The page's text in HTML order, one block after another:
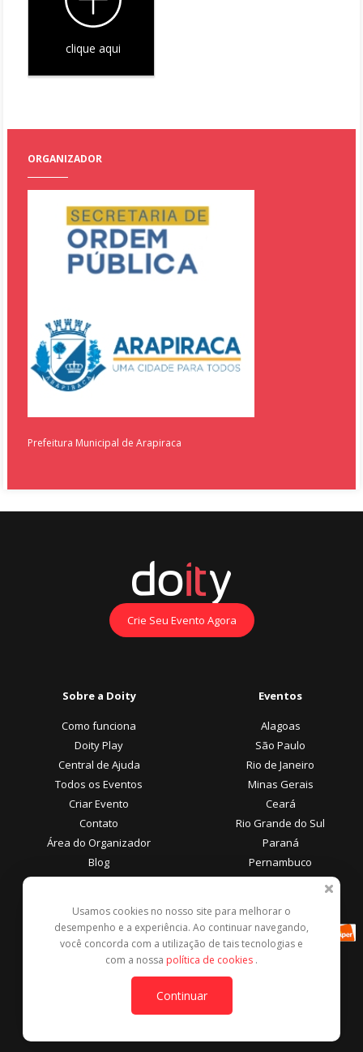
clique aqui
ORGANIZADOR
Prefeitura Municipal de Arapiraca
Crie Seu Evento Agora
Sobre a Doity
Como funciona
Doity Play
Central de Ajuda
Todos os Eventos
Criar Evento
Contato
Área do Organizador
Blog
Eventos
Alagoas
São Paulo
Rio de Janeiro
Minas Gerais
Ceará
Rio Grande do Sul
Paraná
Pernambuco
Área do Participante
Central de Ajuda
Denunciar este evento
Formas de Pagamento
Usamos cookies no nosso site para melhorar o
desempenho e a experiência. Ao continuar navegando,
você concorda com a utilização de tais tecnologias e
com a nossa política de cookies .
Continuar